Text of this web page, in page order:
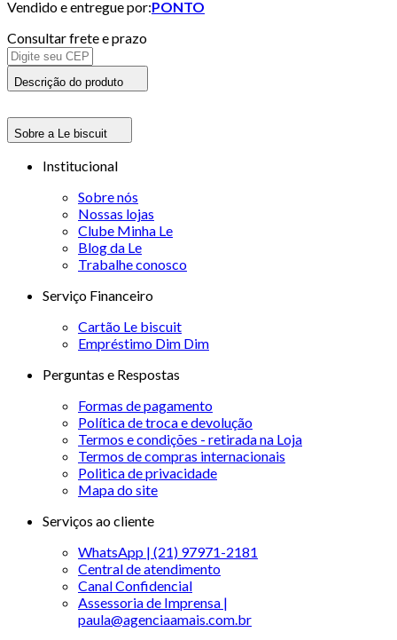
Vendido e entregue por:PONTO
Consultar frete e prazo
Descrição do produto
Sobre a Le biscuit
Institucional
Sobre nós
Nossas lojas
Clube Minha Le
Blog da Le
Trabalhe conosco
Serviço Financeiro
Cartão Le biscuit
Empréstimo Dim Dim
Perguntas e Respostas
Formas de pagamento
Política de troca e devolução
Termos e condições - retirada na Loja
Termos de compras internacionais
Politica de privacidade
Mapa do site
Serviços ao cliente
WhatsApp | (21) 97971-2181
Central de atendimento
Canal Confidencial
Assessoria de Imprensa |
paula@agenciaamais.com.br